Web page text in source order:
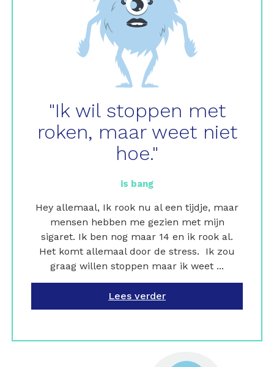
"Ik wil stoppen met
roken, maar weet niet
hoe."
is bang
Hey allemaal, Ik rook nu al een tijdje, maar
mensen hebben me gezien met mijn
sigaret. Ik ben nog maar 14 en ik rook al.
Het komt allemaal door de stress. Ik zou
graag willen stoppen maar ik weet ...
Lees verder